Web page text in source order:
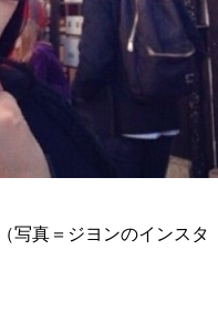
写真＝ジヨンのインスタ